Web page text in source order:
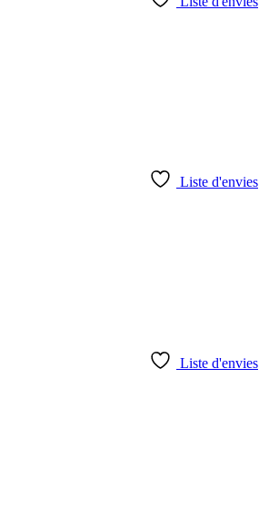
Liste d'envies
Liste d'envies